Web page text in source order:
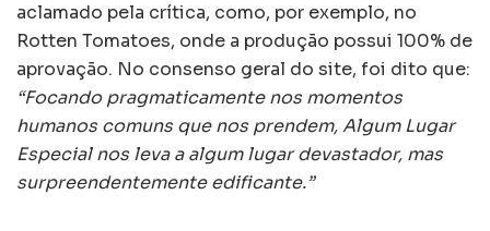
aclamado pela crítica, como, por exemplo, no
Rotten Tomatoes, onde a produção possui 100% de
aprovação. No consenso geral do site, foi dito que:
“Focando pragmaticamente nos momentos
humanos comuns que nos prendem, Algum Lugar
Especial nos leva a algum lugar devastador, mas
surpreendentemente edificante.”